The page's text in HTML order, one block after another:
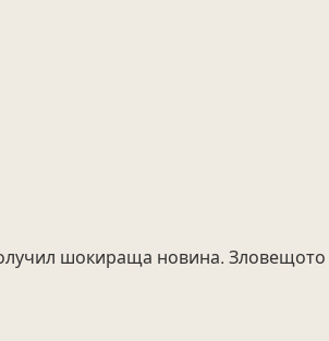
шокираща новина.